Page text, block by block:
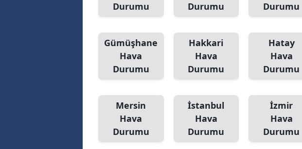
Durumu
Durumu
Durumu
Gümüşhane
Hava
Durumu
Hakkari
Hava
Durumu
Hatay
Hava
Durumu
Mersin
Hava
Durumu
İstanbul
Hava
Durumu
İzmir
Hava
Durumu